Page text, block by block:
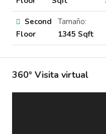
Second
Floor
Tamaño:
1345 Sqft
360° Visita virtual